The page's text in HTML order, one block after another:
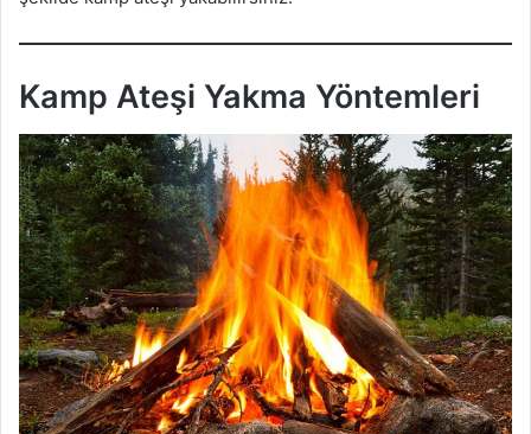
Kamp Ateşi Yakma Yöntemleri